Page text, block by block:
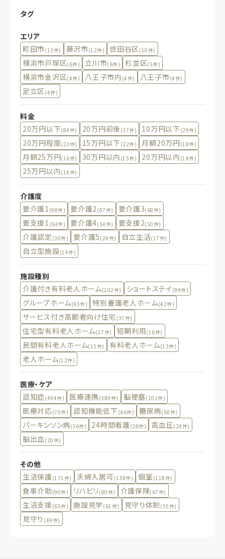
タグ
エリア
町田市 (13件) 藤沢市 (12件) 世田谷区(10件)
横浜市戸塚区(6件) 立川市(6件) 杉並区(5件)
横浜市金沢区(4件) 八王子市内 (4件) 八王子市 (4件)
足立区(4件)
料金
20万円以下(84件) 20万円前後 (37件) 10万円以下 (29件)
20万円程度(23件) 15万円以下 (22件) 月額20万円(18件)
月額25万円(16件) 30万円以内 (15件) 20万円以内 (14件)
25万円以内(14件)
介護度
要介護1 (98件) 要介護2 (87件) 要介護3(68件)
要支援1 (64件) 要介護4(54件) 要支援2(50件)
介護認定 (30件) 要介護5 (24件) 自立生活(17件)
自立型施設(14件)
施設種別
介護付き有料老人ホーム(102件) ショートステイ (99件)
グループホーム(65件) 特別養護老人ホーム(42件)
サービス付き高齢者向け住宅(37件)
住宅型有料老人ホーム(17件) 短期利用(16件)
民間有料老人ホーム(15件) 有料老人ホーム(13件)
老人ホーム(12件)
医療・ケア
認知症(494件) 医療連携(389件) 脳梗塞(102件)
医療対応(70件) 認知機能低下 (66件) 糖尿病(58件)
パーキンソン病(36件) 24時間看護(28件) 高血圧(24件)
脳出血 (20件)
その他
生活保護(171件) 夫婦入居可(138件) 個室 (118件)
食事介助(90件) リハビリ (80件) 介護保険(67件)
生活支援 (65件) 施設見学 (61件) 見守り体制 (55件)
見守り (49件)